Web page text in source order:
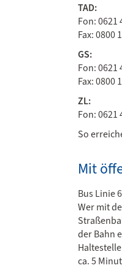
TAD:
Fon: 0621
Fax: 0800
GS:
Fon: 0621
Fax: 0800
ZL:
Fon: 0621
So
Mit
Bus Linie
Wer mit
der Bahn
ca. 5